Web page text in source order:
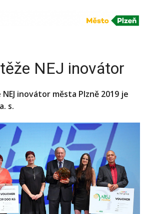
NEJ inovátor
inovátor města Plzně 2019 je
s.